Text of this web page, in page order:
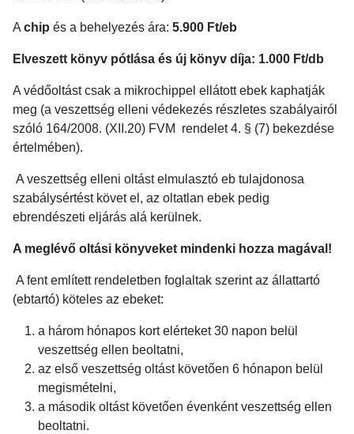
A chip és a behelyezés ára: 5.900 Ft/eb
Elveszett könyv pótlása és új könyv díja: 1.000 Ft/db
A védőoltást csak a mikrochippel ellátott ebek kaphatják
meg (a veszettség elleni védekezés részletes szabályairól
szóló 164/2008. (XII.20) FVM rendelet 4. § (7) bekezdése
értelmében).
A veszettség elleni oltást elmulasztó eb tulajdonosa
szabálysértést követ el, az oltatlan ebek pedig
ebrendészeti eljárás alá kerülnek.
A meglévő oltási könyveket mindenki hozza magával!
A fent említett rendeletben foglaltak szerint az állattartó
(ebtartó) köteles az ebeket:
a három hónapos kort elérteket 30 napon belül
veszettség ellen beoltatni,
az első veszettség oltást követően 6 hónapon belül
megismételni,
a második oltást követően évenként veszettség ellen
beoltatni.